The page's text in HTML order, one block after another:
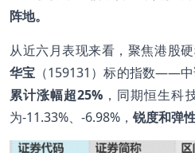
阵地。
从近六月表现来看，聚焦港股
华宝 （159131）标的指数——
累计涨幅超25% ，同期恒生科
为-11.33%、-6.98%， 锐度和弹